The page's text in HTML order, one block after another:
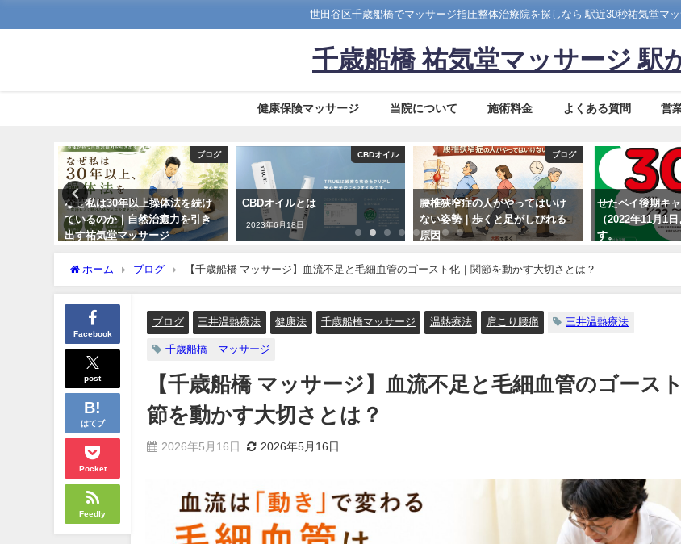
世田谷区千歳船橋でマッサージ指圧整体治療院を探しなら 駅近30秒祐気堂マッ
千歳船橋 祐気堂マッサージ 駅
健康保険マッサージ 当院について 施術料金 よくある質問 営
ブログ
私は30年以上操体法を続け
るのか｜自然治癒力を引き
祐気堂マッサージ
CBDオイルとは
2023年6月18日
ブログ
腰椎狭窄症の人がやってはいけ
ない姿勢｜歩くと足がしびれる
原因
ブログ
せたペイ後期キャンペーン
（2022年11月1日より）始まりま
す。
ホーム ブログ 【千歳船橋 マッサージ】血流不足と毛細血管のゴースト化｜関節を動かす大切さとは？
Facebook
post
はてブ
Pocket
Feedly
ブログ 三井温熱療法 健康法 千歳船橋マッサージ 温熱療法 肩こり腰痛 三井温熱療法
千歳船橋 マッサージ
【千歳船橋 マッサージ】血流不足と毛細血管のゴース
節を動かす大切さとは？
2026年5月16日 2026年5月16日